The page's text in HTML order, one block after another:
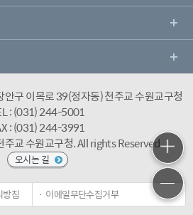
구 이목로 39(정자동) 천주교 수원교구청
: (031) 244-5001
: (031) 244-3991
교 수원교구청.All rights Reserved.
오시는 길
방침 이메일무단수집거부